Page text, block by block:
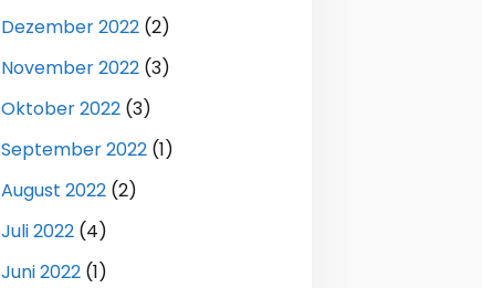
Dezember 2022 (2)
November 2022 (3)
Oktober 2022 (3)
September 2022 (1)
August 2022 (2)
Juli 2022 (4)
Juni 2022 (1)